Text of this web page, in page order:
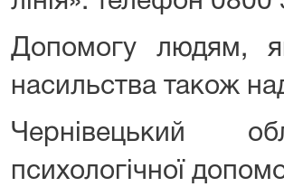
Допомогу людям,
насильства також
Чернівецький
психологічної